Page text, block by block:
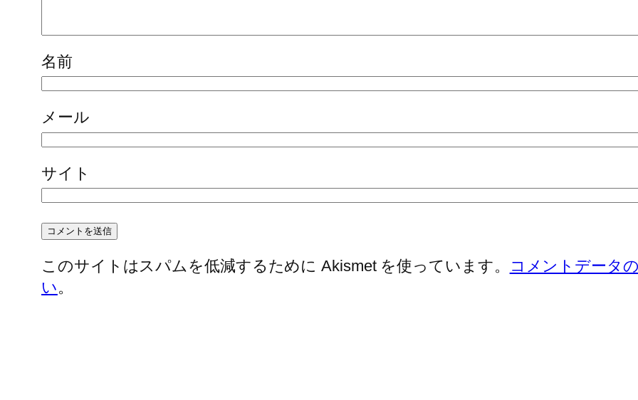
名前
メール
サイト
このサイトはスパムを低減するために Akismet を使っています。
コメントデータ
い。